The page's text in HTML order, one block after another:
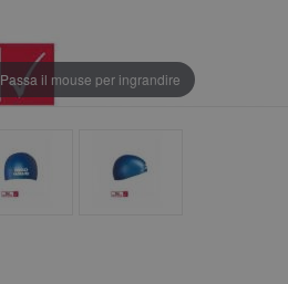
Passa il mouse per ingrandire